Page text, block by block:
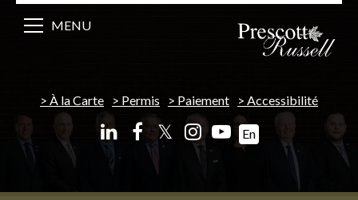
À la Carte Permis Paiement Accessibilité
𝕏 En
MENU